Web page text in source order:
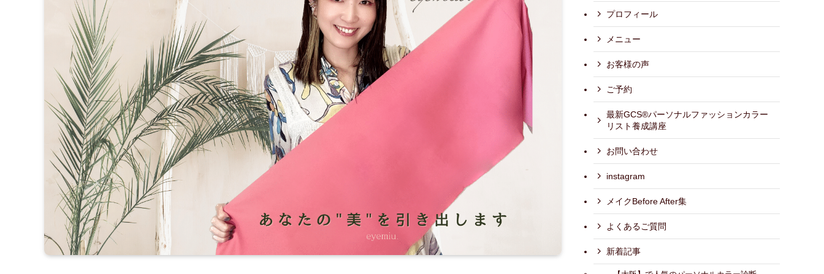
プロフィール
メニュー
お客様の声
ご予約
最新GCS®パーソナルファッションカラー
リスト養成講座
お問い合わせ
instagram
メイクBefore After集
よくあるご質問
新着記事